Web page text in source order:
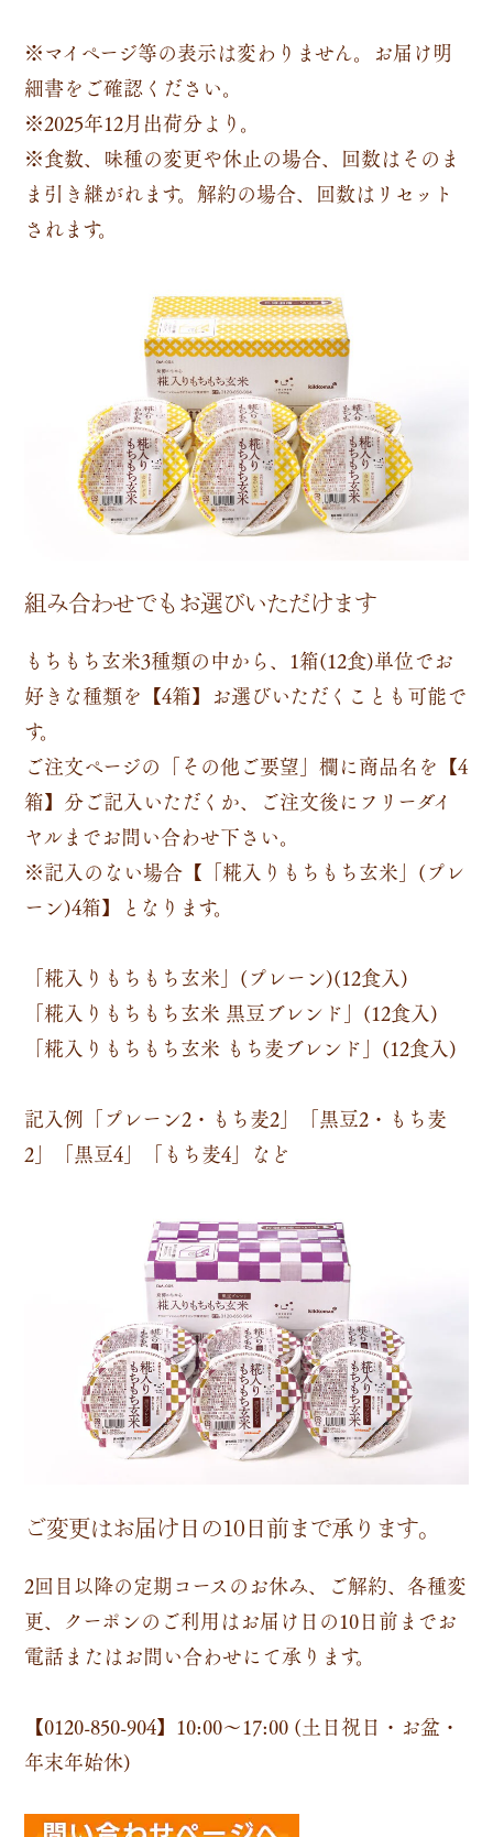
※マイページ等の表示は変わりません。お届け明
細書をご確認ください。
※2025年12月出荷分より。
※食数、味種の変更や休止の場合、回数はそのま
ま引き継がれます。解約の場合、回数はリセット
されます。
組み合わせでもお選びいただけます
もちもち玄米3種類の中から、1箱(12食)単位でお
好きな種類を【4箱】お選びいただくことも可能で
す。
ご注文ページの「その他ご要望」欄に商品名を【4
箱】分ご記入いただくか、ご注文後にフリーダイ
ヤルまでお問い合わせ下さい。
※記入のない場合【「糀入りもちもち玄米」(プレ
ーン)4箱】となります。
「糀入りもちもち玄米」(プレーン)(12食入)
「糀入りもちもち玄米 黒豆ブレンド」(12食入)
「糀入りもちもち玄米 もち麦ブレンド」(12食入)
記入例「プレーン2・もち麦2」「黒豆2・もち麦
2」「黒豆4」「もち麦4」など
ご変更はお届け日の10日前まで承ります。
2回目以降の定期コースのお休み、ご解約、各種変
更、クーポンのご利用はお届け日の10日前までお
電話またはお問い合わせにて承ります。
【0120-850-904】 10:00～17:00 (土日祝日・お盆・
年末年始休)